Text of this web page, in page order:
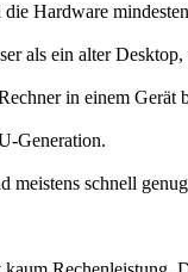
Hardware
als ein alter
in einem Gerät
Generation.
meistens schnell